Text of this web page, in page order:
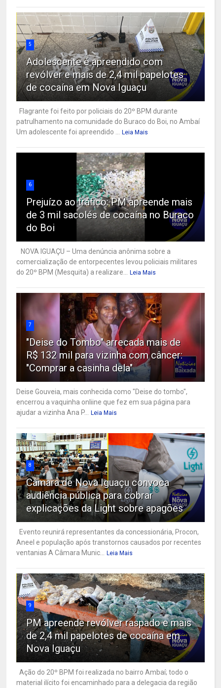
5
Adolescente é apreendido com
revólver e mais de 2,4 mil papelotes
de cocaína em Nova Iguaçu
Flagrante foi feito por policiais do 20º BPM durante
patrulhamento na comunidade do Buraco do Boi, no Ambaí
Um adolescente foi apreendido ...
Leia Mais
6
Prejuízo ao tráfico: PM apreende mais
de 3 mil sacolés de cocaína no Buraco
do Boi
NOVA IGUAÇU – Uma denúncia anônima sobre a
comercialização de entorpecentes levou policiais militares
do 20º BPM (Mesquita) a realizare...
Leia Mais
7
"Deise do Tombo" arrecada mais de
R$ 132 mil para vizinha com câncer:
"Comprar a casinha dela"
Deise Gouveia, mais conhecida como "Deise do tombo",
encerrou a vaquinha onliine que fez em sua página para
ajudar a vizinha Ana P...
Leia Mais
8
Câmara de Nova Iguaçu convoca
audiência pública para cobrar
explicações da Light sobre apagões
Evento reunirá representantes da concessionária, Procon,
Aneel e população após transtornos causados por recentes
ventanias A Câmara Munic...
Leia Mais
9
PM apreende revólver raspado e mais
de 2,4 mil papelotes de cocaína em
Nova Iguaçu
Ação do 20º BPM foi realizada no bairro Ambaí; todo o
material ilícito foi encaminhado para a delegacia da região